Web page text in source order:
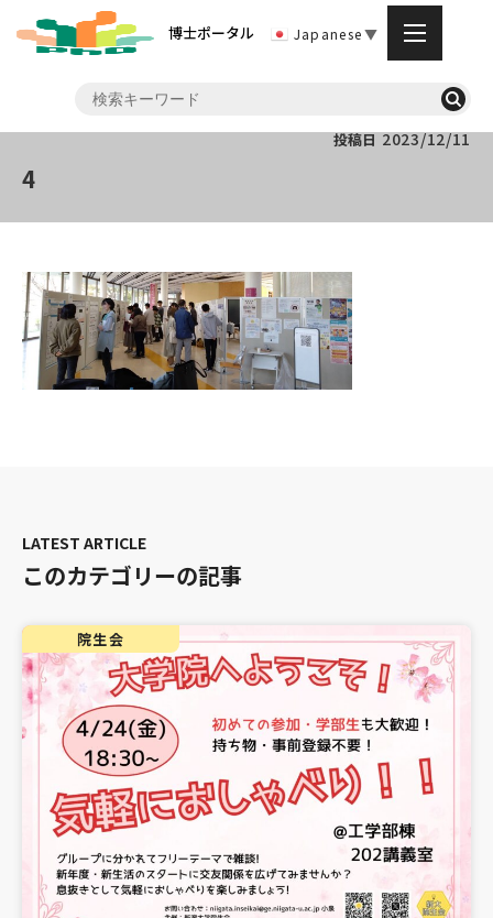
博士ポータル Japanese▼
投稿日 2023/12/11
4
このカテゴリーの記事
院生会